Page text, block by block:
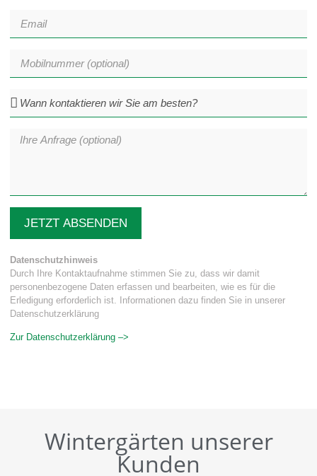
JETZT ABSENDEN
Datenschutzhinweis
Durch Ihre Kontaktaufnahme stimmen Sie zu, dass wir damit
personenbezogene Daten erfassen und bearbeiten, wie es für die
Erledigung erforderlich ist. Informationen dazu finden Sie in unserer
Datenschutzerklärung
Zur Datenschutzerklärung –>
Wintergärten unserer
Kunden